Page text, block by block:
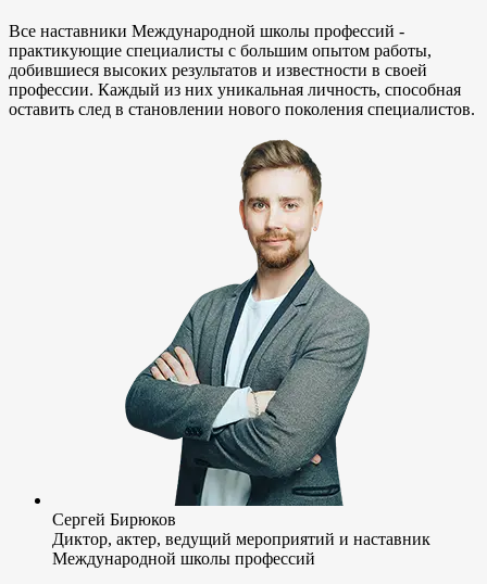
Все наставники Международной школы профессий -
практикующие специалисты с большим опытом работы,
добившиеся высоких результатов и известности в своей
профессии. Каждый из них уникальная личность, способная
оставить след в становлении нового поколения специалистов.
Сергей Бирюков
Диктор, актер, ведущий мероприятий и наставник
Международной школы профессий